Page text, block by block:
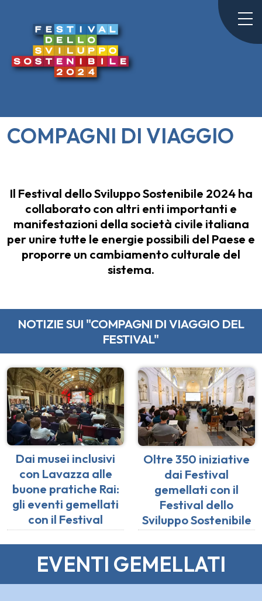
COMPAGNI DI VIAGGIO
Il Festival dello Sviluppo Sostenibile 2024 ha
collaborato con altri enti importanti e
manifestazioni della società civile italiana
per unire tutte le energie possibili del Paese e
proporre un cambiamento culturale del
sistema.
NOTIZIE SUI "COMPAGNI DI VIAGGIO DEL
FESTIVAL"
Dai musei inclusivi
con Lavazza alle
buone pratiche Rai:
gli eventi gemellati
con il Festival
Oltre 350 iniziative
dai Festival
gemellati con il
Festival dello
Sviluppo Sostenibile
EVENTI GEMELLATI